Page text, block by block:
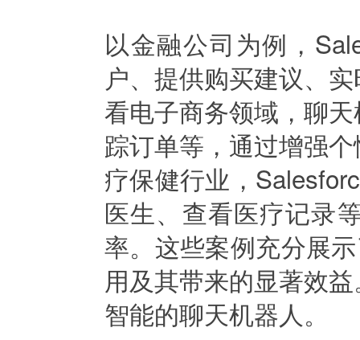
以金融公司为例，
户、提供购买建议、
看电子商务领域，聊
踪订单等，通过增强
疗保健行业，
医生、查看医疗记录
率。这些案例充分展
用及其带来的显著效
智能的聊天机器人。